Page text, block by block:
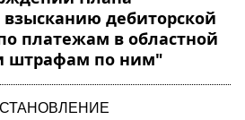
дебиторской
платежам в областной
штрафам по ним"